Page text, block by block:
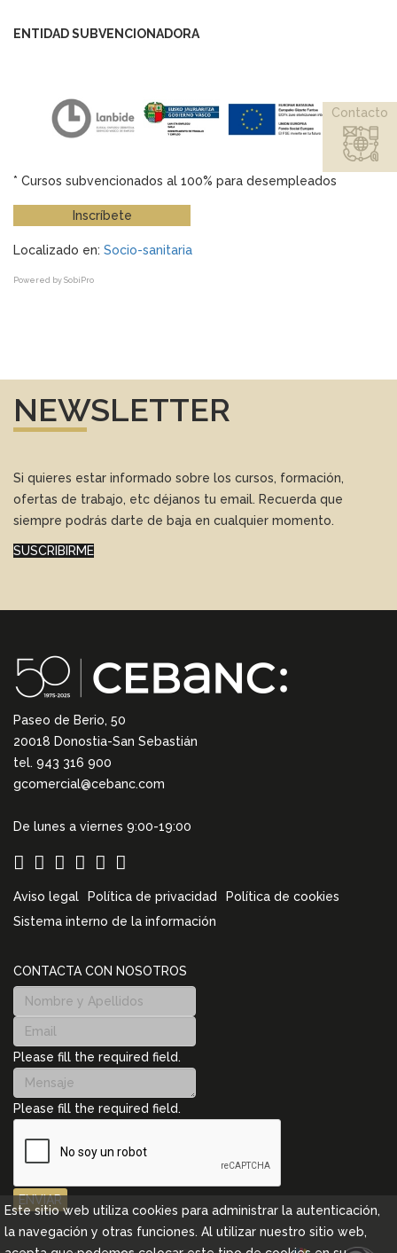
ENTIDAD SUBVENCIONADORA
* Cursos subvencionados al 100% para desempleados
Inscríbete
Localizado en: Socio-sanitaria
Powered by SobiPro
NEWSLETTER
Si quieres estar informado sobre los cursos, formación,
ofertas de trabajo, etc déjanos tu email. Recuerda que
siempre podrás darte de baja en cualquier momento.
SUSCRIBIRME
Paseo de Berio, 50
20018 Donostia-San Sebastián
tel. 943 316 900
gcomercial@cebanc.com
De lunes a viernes 9:00-19:00
Aviso legal Política de privacidad
Política de cookies
Sistema interno de la información
CONTACTA CON NOSOTROS
Please fill the required field.
Please fill the required field.
ENVIAR
Contacto
Este sitio web utiliza cookies para administrar la autenticación,
la navegación y otras funciones. Al utilizar nuestro sitio web,